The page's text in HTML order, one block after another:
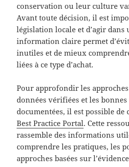
conservation ou leur culture
Avant toute décision, il est
législation locale et d’agir dans
information claire permet
inutiles et de mieux
liées à ce type d’achat.
Pour approfondir les
données vérifiées et les
documentées, il est possible
Best Practice Portal. Cette
rassemble des informations
comprendre les pratiques, les
approches basées sur